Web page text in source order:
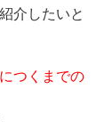
介したいと
つくまでの